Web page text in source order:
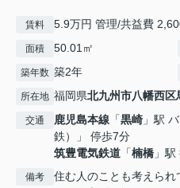
賃料 5.9万円 管理/共益費
面積 50.01㎡
築年数 築2年
所在地 福岡県北九州市八幡西区
交通 鹿児島本線 「黒崎 」駅
鉄）」 停歩7分
筑豊電気鉄道 「楠橋 」
備考
住む人のことも考えら